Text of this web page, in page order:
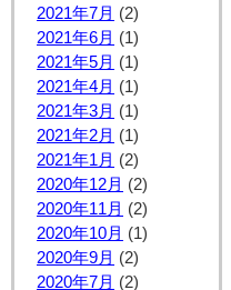
2021年7月 (2)
2021年6月 (1)
2021年5月 (1)
2021年4月 (1)
2021年3月 (1)
2021年2月 (1)
2021年1月 (2)
2020年12月 (2)
2020年11月 (2)
2020年10月 (1)
2020年9月 (2)
2020年7月 (2)